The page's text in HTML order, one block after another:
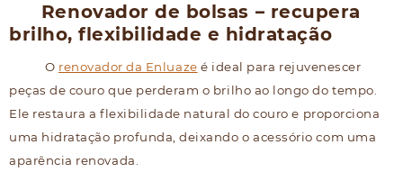
Renovador de bolsas – recupera
brilho, flexibilidade e hidratação
O renovador da Enluaze é ideal para rejuvenescer
peças de couro que perderam o brilho ao longo do tempo.
Ele restaura a flexibilidade natural do couro e proporciona
uma hidratação profunda, deixando o acessório com uma
aparência renovada.